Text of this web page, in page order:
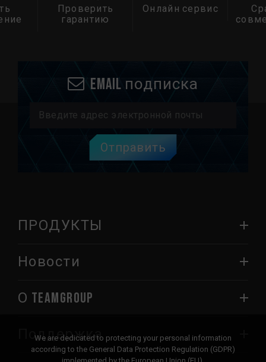
Проверить
гарантию
Онлайн сервис
Email подписка
Отправить
ПРОДУКТЫ
Новости
О TEAMGROUP
Поддержка
We are dedicated to protecting your personal information
according to the General Data Protection Regulation (GDPR)